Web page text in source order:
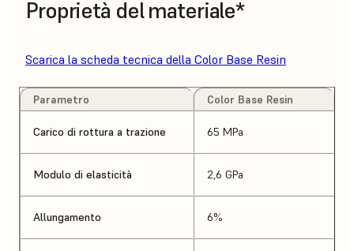
Proprietà del materiale*
Scarica la scheda tecnica della Color Base Resin
Parametro Color Base Resin
Carico di rottura a trazione 65 MPa
Modulo di elasticità 2,6 GPa
Allungamento 6%